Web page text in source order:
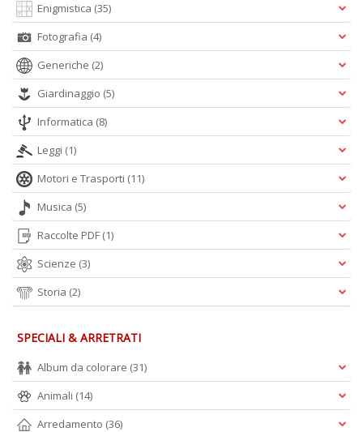
Enigmistica (35)
Fotografia (4)
Generiche (2)
Giardinaggio (5)
Informatica (8)
Leggi (1)
Motori e Trasporti (11)
Musica (5)
Raccolte PDF (1)
Scienze (3)
Storia (2)
SPECIALI & ARRETRATI
Album da colorare (31)
Animali (14)
Arredamento (36)